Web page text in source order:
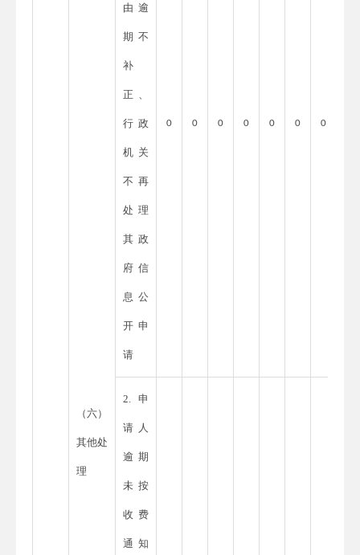
（六）
其他处
理
由逾
期不
补
正、
行政
机关
不再
处理
其政
府信
息公
开申
请
0 0 0 0 0 0 0
2.申
请人
逾期
未按
收费
通知